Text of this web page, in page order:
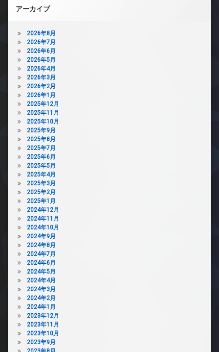
アーカイブ
2026年8月
2026年7月
2026年6月
2026年5月
2026年4月
2026年3月
2026年2月
2026年1月
2025年12月
2025年11月
2025年10月
2025年9月
2025年8月
2025年7月
2025年6月
2025年5月
2025年4月
2025年3月
2025年2月
2025年1月
2024年12月
2024年11月
2024年10月
2024年9月
2024年8月
2024年7月
2024年6月
2024年5月
2024年4月
2024年3月
2024年2月
2024年1月
2023年12月
2023年11月
2023年10月
2023年9月